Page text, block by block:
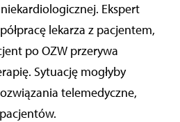
Ekspert
lekarza z pacjentem,
po OZW przerywa
Sytuację mogłyby
telemedyczne,